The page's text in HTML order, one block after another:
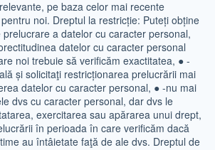
pe baza celor mai recente
noi. Dreptul la restricție: Puteți obține
a datelor cu caracter personal,
datelor cu caracter personal
noi trebuie să verificăm exactitatea, ● -
și solicitaţi restricționarea prelucrării mai
datelor cu caracter personal, ● -nu mai
dvs cu caracter personal, dar dvs le
exercitarea sau apărarea unui drept,
în perioada în care verificăm dacă
au întâietate faţă de ale dvs. Dreptul de